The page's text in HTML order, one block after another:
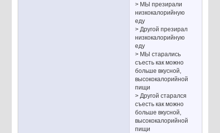
> МЫ презирали
низкокалорийную
еду
> Другой презирал
низкокалорийную
еду
> МЫ старались
съесть как можно
больше вкусной,
высококалорийной
пищи
> Другой старался
съесть как можно
больше вкусной,
высококалорийной
пищи